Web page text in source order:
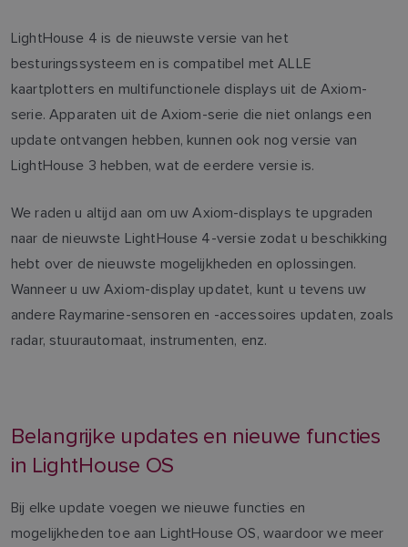
LightHouse 4 is de nieuwste versie van het
besturingssysteem en is compatibel met ALLE
kaartplotters en multifunctionele displays uit de Axiom-
serie. Apparaten uit de Axiom-serie die niet onlangs een
update ontvangen hebben, kunnen ook nog versie van
LightHouse 3 hebben, wat de eerdere versie is.
We raden u altijd aan om uw Axiom-displays te upgraden
naar de nieuwste LightHouse 4-versie zodat u beschikking
hebt over de nieuwste mogelijkheden en oplossingen.
Wanneer u uw Axiom-display updatet, kunt u tevens uw
andere Raymarine-sensoren en -accessoires updaten, zoals
radar, stuurautomaat, instrumenten, enz.
Belangrijke updates en nieuwe functies
in LightHouse OS
Bij elke update voegen we nieuwe functies en
mogelijkheden toe aan LightHouse OS, waardoor we meer